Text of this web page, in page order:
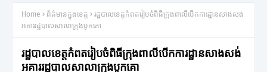
Home ព័ត៌មានក្នុងខេត្ត
រដ្ឋបាលខេត្តកំពតរៀបចំពិធីក្រុងពាលីបើកការដ្ឋានសាងសង់
អគាររដ្ឋបាលសាលាក្រុងបូកគោ
រដ្ឋបាលខេត្តកំពតរៀបចំពិធីក្រុងពាលីបើកការដ្ឋានសាងសង់
អគាររដ្ឋបាលសាលាក្រុងបូកគោ